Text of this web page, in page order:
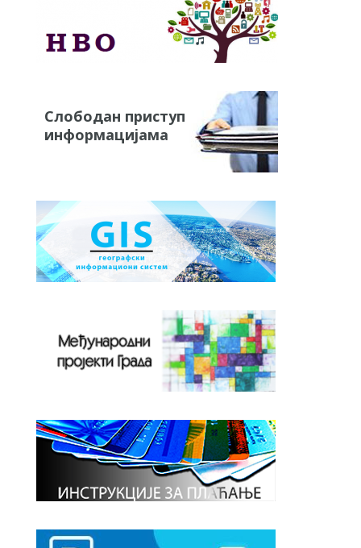
Слободан приступ
информацијама